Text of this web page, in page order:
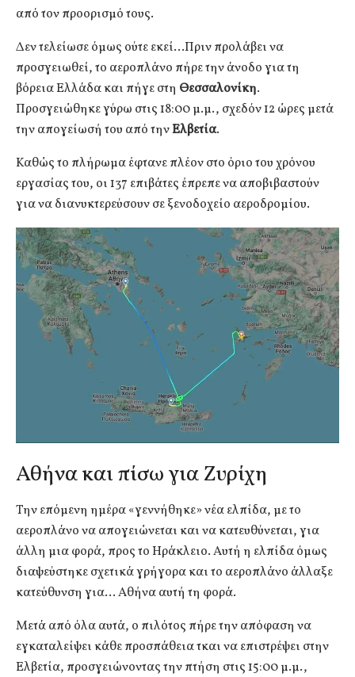
από τον προορισμό τους.
Δεν τελείωσε όμως ούτε εκεί…Πριν προλάβει να
προσγειωθεί, το αεροπλάνο πήρε την άνοδο για τη
βόρεια Ελλάδα και πήγε στη Θεσσαλονίκη.
Προσγειώθηκε γύρω στις 18:00 μ.μ., σχεδόν 12 ώρες μετά
την απογείωσή του από τηνΕλβετία.
Καθώς το πλήρωμα έφτανε πλέον στο όριο του χρόνου
εργασίας του, οι 137 επιβάτες έπρεπε να αποβιβαστούν
για να διανυκτερεύσουν σε ξενοδοχείο αεροδρομίου.
Αθήνα και πίσω για Ζυρίχη
Την επόμενη ημέρα «γεννήθηκε» νέα ελπίδα, με το
αεροπλάνο να απογειώνεται και να κατευθύνεται, για
άλλη μια φορά, προς το Ηράκλειο. Αυτή η ελπίδα όμως
διαψεύστηκε σχετικά γρήγορα και το αεροπλάνο άλλαξε
κατεύθυνση για… Αθήνα αυτή τη φορά.
Μετά από όλα αυτά, ο πιλότος πήρε την απόφαση να
εγκαταλείψει κάθε προσπάθεια τκαι να επιστρέψει στην
Ελβετία, προσγειώνοντας την πτήση στις 15:00 μ.μ.,